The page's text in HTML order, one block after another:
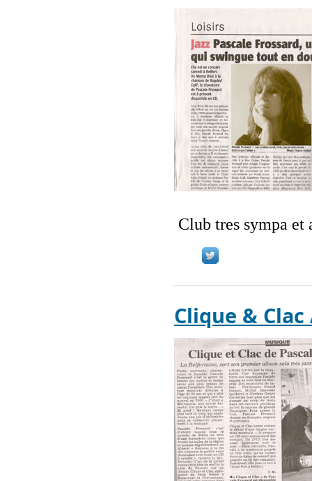
Club tres sympa et
Clique &